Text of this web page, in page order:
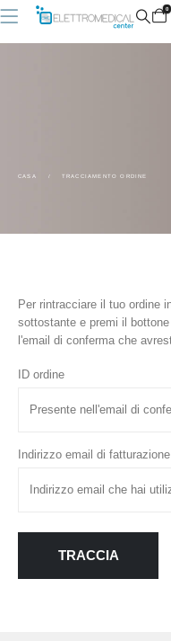
0
CASA TRACCIAMENTO ORDINE
Per rintracciare il tuo ordine
sottostante e premi il
l'email di conferma che
ID ordine
Indirizzo email di fatturazione
TRACCIA